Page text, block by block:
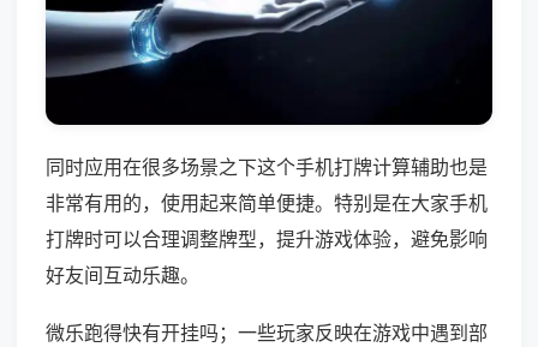
同时应用在很多场景之下这个手机打牌计算辅助也是
非常有用的，使用起来简单便捷。特别是在大家手机
打牌时可以合理调整牌型，提升游戏体验，避免影响
好友间互动乐趣。
微乐跑得快有开挂吗；一些玩家反映在游戏中遇到部